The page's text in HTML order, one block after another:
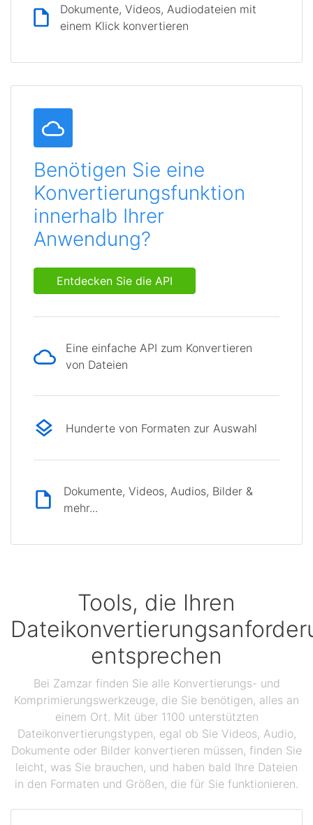
Dokumente, Videos, Audiodateien mit
einem Klick konvertieren
Benötigen Sie eine
Konvertierungsfunktion
innerhalb Ihrer
Anwendung?
Entdecken Sie die API
Eine einfache API zum Konvertieren
von Dateien
Hunderte von Formaten zur Auswahl
Dokumente, Videos, Audios, Bilder &
mehr...
Tools, die Ihren
entsprechen
Bei Zamzar finden Sie alle Konvertierungs- und
Komprimierungswerkzeuge, die Sie benötigen, alles an
einem Ort. Mit über 1100 unterstützten
Dateikonvertierungstypen, egal ob Sie Videos, Audio,
Dokumente oder Bilder konvertieren müssen, finden Sie
leicht, was Sie brauchen, und haben bald Ihre Dateien
in den Formaten und Größen, die für Sie funktionieren.